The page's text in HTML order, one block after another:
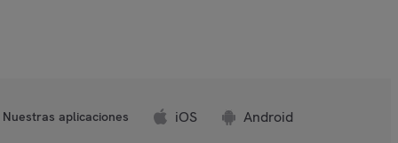
Nuestras aplicaciones iOS Android